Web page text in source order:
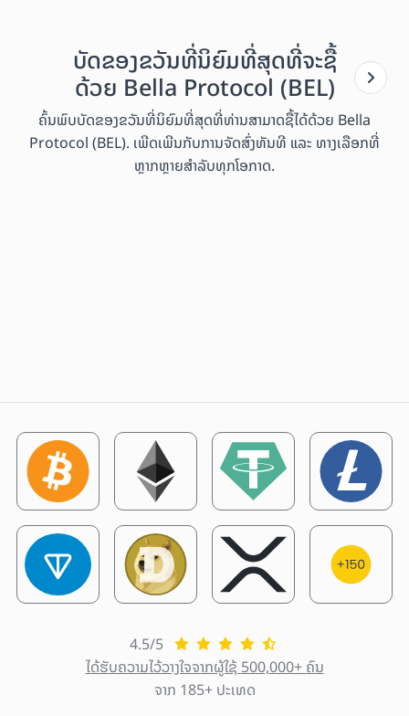
ບັດຂອງຂວັນທີ່ນິຍົມທີ່ສຸດທີ່ຈະຊື້
ດ້ວຍ Bella Protocol (BEL)
ຄົ້ນພົບບັດຂອງຂວັນທີ່ນິຍົມທີ່ສຸດທີ່ທ່ານສາມາດຊື້ໄດ້ດ້ວຍ Bella
Protocol (BEL). ເພີດເພີນກັບການຈັດສົ່ງທັນທີ ແລະ ທາງເລືອກທີ່
ຫຼາກຫຼາຍສຳລັບທຸກໂອກາດ.
4.5/5
ໄດ້ຮັບຄວາມໄວ້ວາງໃຈຈາກຜູ້ໃຊ້ 500,000+ ຄົນ
ຈາກ 185+ ປະເທດ